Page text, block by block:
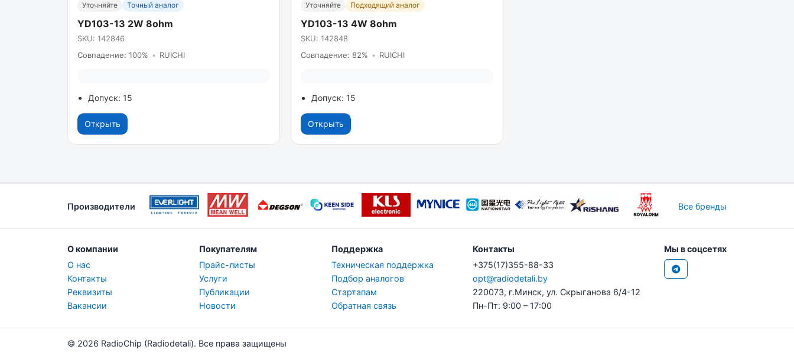
Уточняйте Точный аналог
YD103-13 2W 8ohm
SKU: 142846
Совпадение: 100% • RUICHI
Допуск: 15
Открыть
Уточняйте Подходящий аналог
YD103-13 4W 8ohm
SKU: 142848
Совпадение: 82% • RUICHI
Допуск: 15
Открыть
Производители Все бренды
О компании
О нас
Контакты
Реквизиты
Вакансии
Покупателям
Прайс-листы
Услуги
Публикации
Новости
Поддержка
Техническая поддержка
Подбор аналогов
Стартапам
Обратная связь
Контакты
+375(17)355-88-33
opt@radiodetali.by
220073, г.Минск, ул. Скрыганова 6/4-12
Пн-Пт: 9:00 – 17:00
Мы в соцсетях
© 2026 RadioChip (Radiodetali). Все права защищены